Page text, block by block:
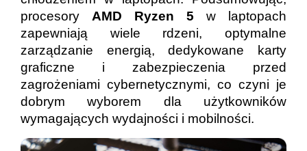
procesory AMD Ryzen 5 w laptopach
zapewniają wiele rdzeni, optymalne
zarządzanie energią, dedykowane karty
graficzne i zabezpieczenia przed
zagrożeniami cybernetycznymi, co czyni je
dobrym wyborem dla użytkowników
wymagających wydajności i mobilności.